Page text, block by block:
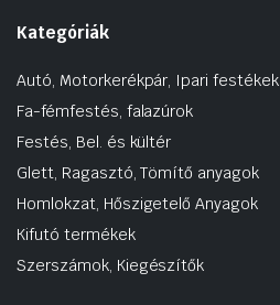
Kategóriák
Autó, Motorkerékpár, Ipari festékek
Fa-fémfestés, falazúrok
Festés, Bel. és kültér
Glett, Ragasztó, Tömítő anyagok
Homlokzat, Hőszigetelő Anyagok
Kifutó termékek
Szerszámok, Kiegészítők